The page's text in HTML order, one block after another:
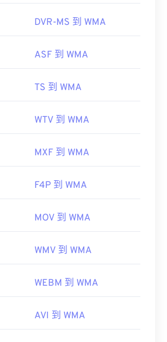
standards/mpeg-
OverDrive Media
en-
DVR-MS 到 WMA
ASF 到 WMA
TS 到 WMA
WTV 到 WMA
MXF 到 WMA
F4P 到 WMA
MOV 到 WMA
WMV 到 WMA
WEBM 到 WMA
AVI 到 WMA